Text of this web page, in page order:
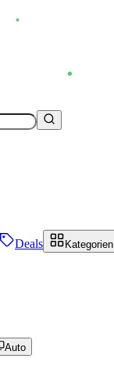
Deals Kategorien
Auto